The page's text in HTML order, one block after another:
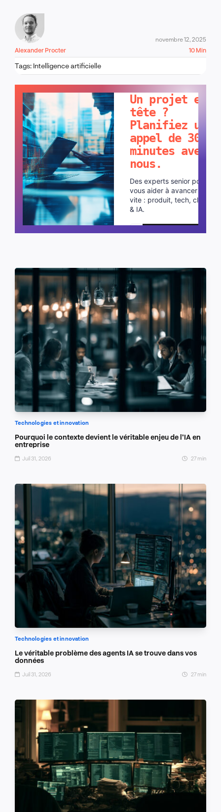
Alexander Procter
novembre 12, 2025
10 Min
Tags: Intelligence artificielle
Un projet en
tête ?
Planifiez un
appel de 30
minutes avec
nous.
Des experts senior pour
vous aider à avancer plus
vite : produit, tech, cloud
& IA.
Planifier un appel
Technologies et innovation
Pourquoi le contexte devient le véritable enjeu de l’IA en
entreprise
Juil 31, 2026 27 min
Technologies et innovation
Le véritable problème des agents IA se trouve dans vos
données
Juil 31, 2026 27 min